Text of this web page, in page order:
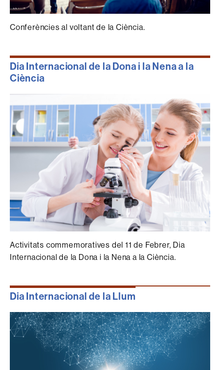
Conferències al voltant de la Ciència.
Dia Internacional de la Dona i la Nena a la
Ciència
Activitats commemoratives del 11 de Febrer, Dia
Internacional de la Dona i la Nena a la Ciència.
Dia Internacional de la Llum